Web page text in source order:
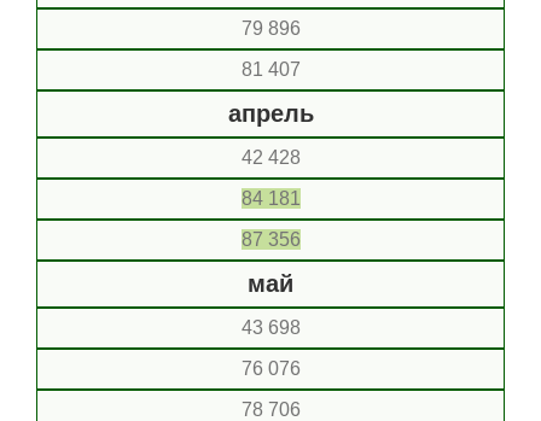
79 896
81 407
апрель
42 428
84 181
87 356
май
43 698
76 076
78 706